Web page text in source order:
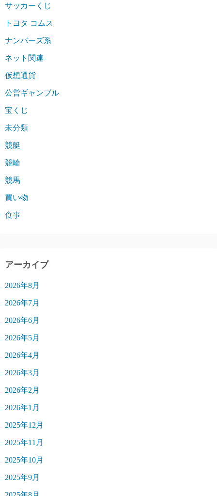
サッカーくじ
トヨタ コムス
ナンバーズ系
ネット関連
仮想通貨
公営ギャンブル
宝くじ
未分類
競艇
競輪
競馬
買い物
食事
アーカイブ
2026年8月
2026年7月
2026年6月
2026年5月
2026年4月
2026年3月
2026年2月
2026年1月
2025年12月
2025年11月
2025年10月
2025年9月